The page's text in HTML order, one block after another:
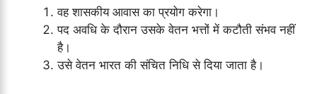
वह शासकीय आवास का प्रयोग करेगा।
पद अवधि के दौरान उसके वेतन भत्तों में कटौती संभव नहीं
है।
उसे वेतन भारत की संचित निधि से दिया जाता है।